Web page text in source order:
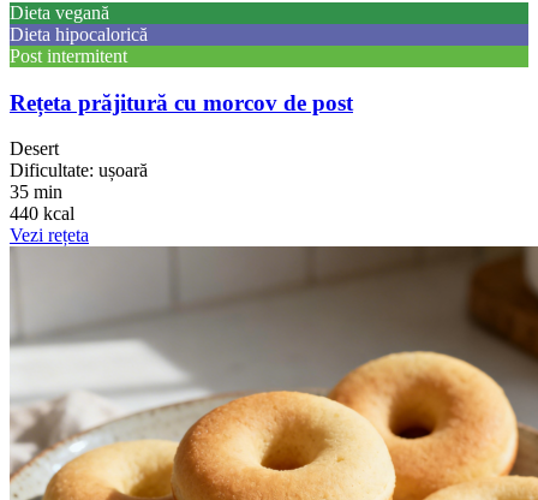
Dieta vegană
Dieta hipocalorică
Post intermitent
Rețeta prăjitură cu morcov de post
Desert
Dificultate: ușoară
35 min
440 kcal
Vezi rețeta